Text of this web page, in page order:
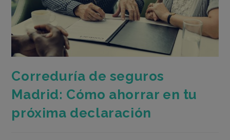
Correduría de seguros
Madrid: Cómo ahorrar en tu
próxima declaración